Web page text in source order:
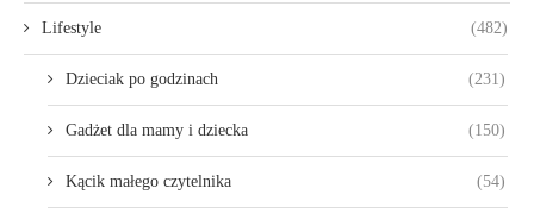
Lifestyle (482)
Dzieciak po godzinach (231)
Gadżet dla mamy i dziecka (150)
Kącik małego czytelnika (54)